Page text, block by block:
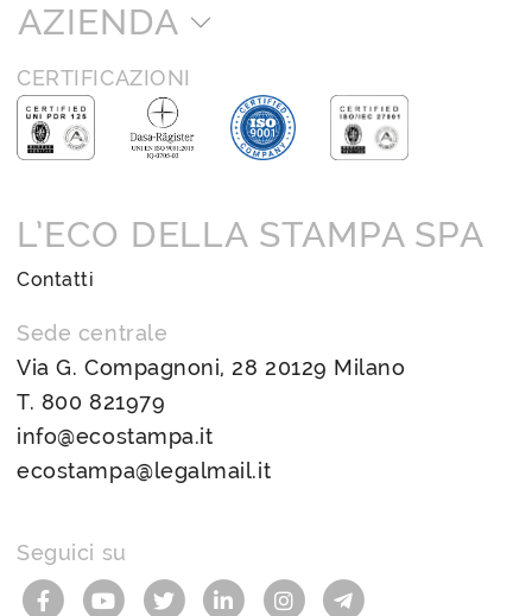
AZIENDA
CERTIFICAZIONI
L’ECO DELLA STAMPA SPA
Contatti
Sede centrale
Via G. Compagnoni, 28 20129 Milano
T. 800 821979
info@ecostampa.it
ecostampa@legalmail.it
Seguici su